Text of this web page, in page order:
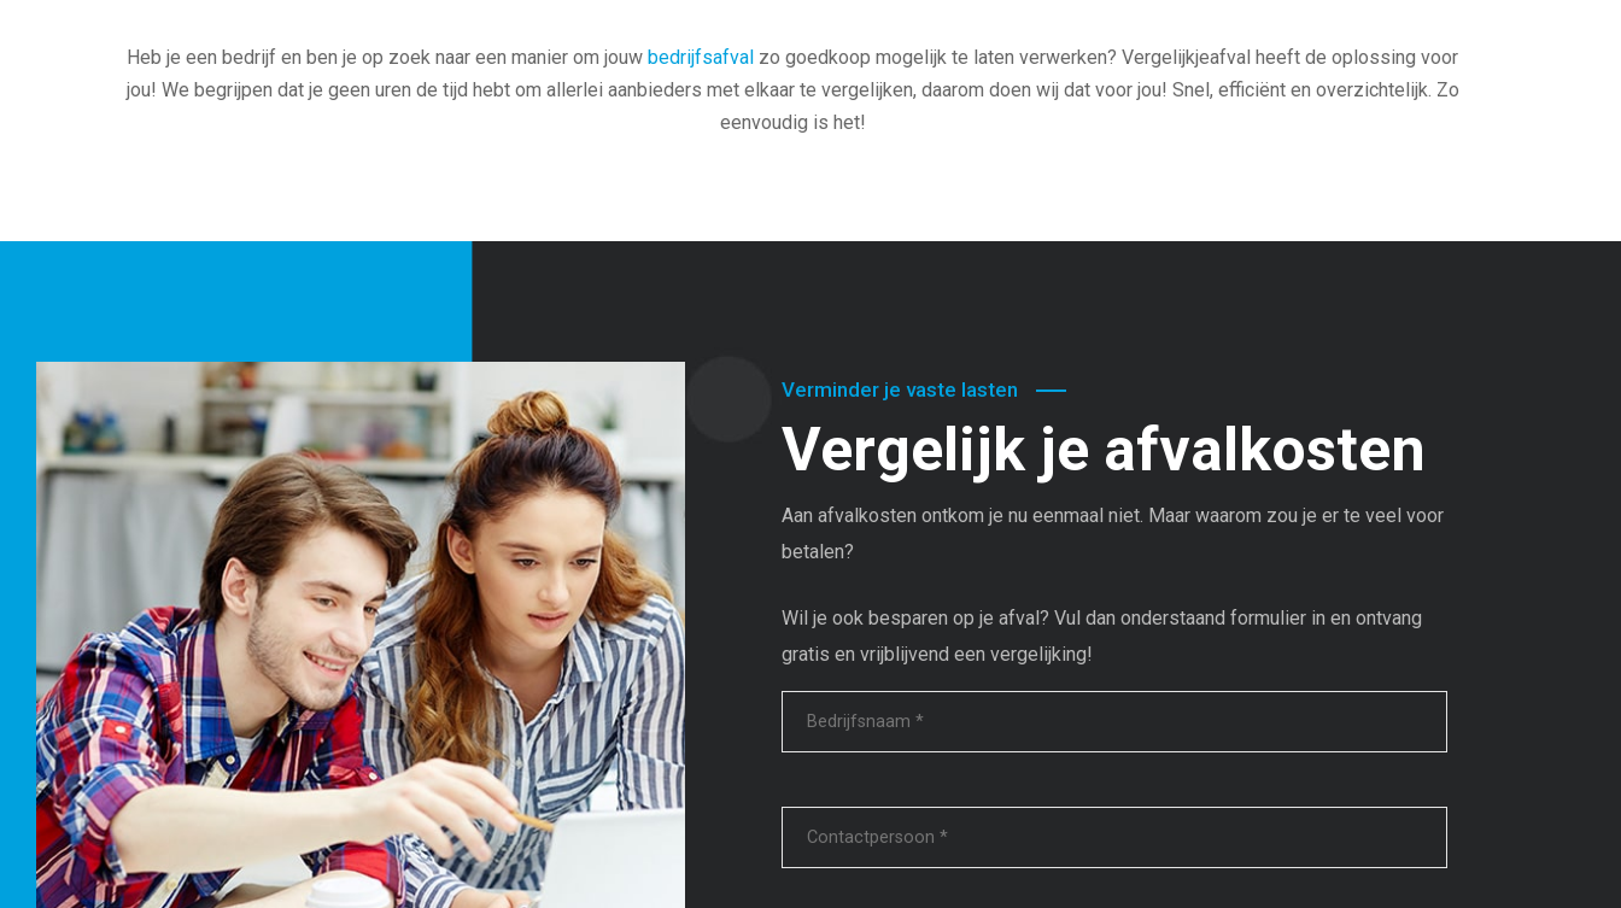
Heb je een bedrijf en ben je op zoek naar een manier om jouw bedrijfsafval zo goedkoop mogelijk te laten verwerken? Vergelijkjeafval heeft de oplossing voor
jou! We begrijpen dat je geen uren de tijd hebt om allerlei aanbieders met elkaar te vergelijken, daarom doen wij dat voor jou! Snel, efficiënt en overzichtelijk. Zo
eenvoudig is het!
Verminder je vaste lasten
Vergelijk je afvalkosten
Aan afvalkosten ontkom je nu eenmaal niet. Maar waarom zou je er te veel voor
betalen?
Wil je ook besparen op je afval? Vul dan onderstaand formulier in en ontvang
gratis en vrijblijvend een vergelijking!